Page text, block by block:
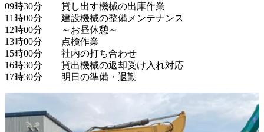
09時30分　　貸し出す機械の出庫作業
11時00分　　建設機械の整備メンテナンス
12時00分　　～お昼休憩～
13時00分　　点検作業
15時00分　　社内の打ち合わせ
16時30分　　貸出機械の返却受け入れ対応